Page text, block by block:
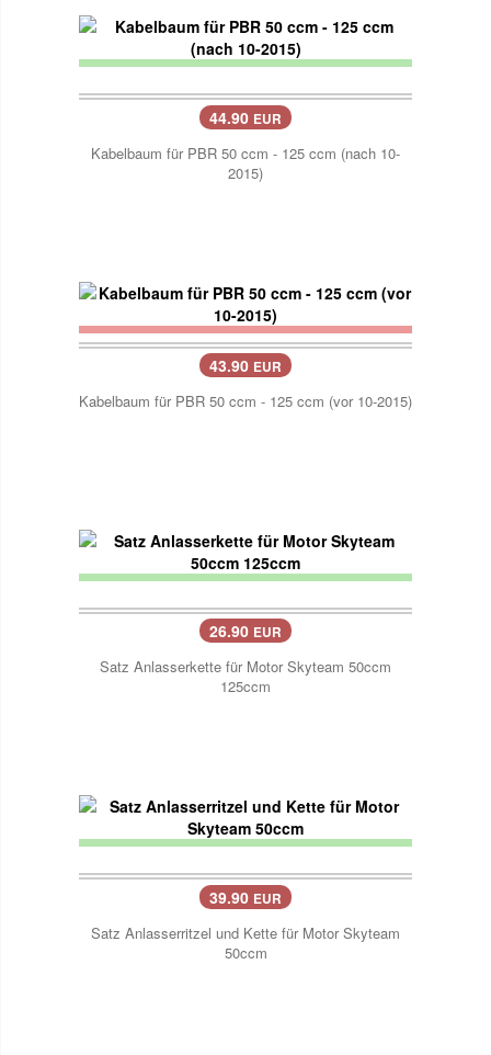
44.90 EUR
Kabelbaum für PBR 50 ccm - 125 ccm (nach 10-
2015)
43.90 EUR
Kabelbaum für PBR 50 ccm - 125 ccm (vor 10-2015)
26.90 EUR
Satz Anlasserkette für Motor Skyteam 50ccm
125ccm
39.90 EUR
Satz Anlasserritzel und Kette für Motor Skyteam
50ccm